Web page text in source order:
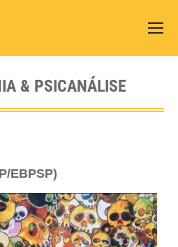
& PSICANÁLISE
EBPSP)